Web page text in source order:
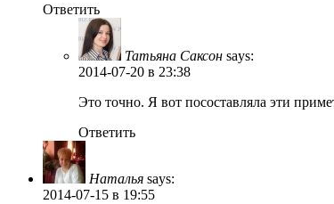
Ответить
Татьяна Саксон says:
2014-07-20 в 23:38
Это точно. Я вот посоставляла эти
Ответить
Наталья says:
2014-07-15 в 19:55